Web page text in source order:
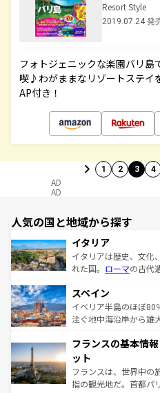
Resort Style
2019.07.24 発
フォトジェニックな楽園バリ
喫♪わがままなリゾートステイ
AP付き！
1 2 3 4
AD
AD
人気の国と地域から探す
イタリア
イタリアは歴史、文化
れた国。 ローマの古代
ろん、トスカーナの美
景など、自然景観も見
ピザやパスタなど、絶
ませてくれるイタリア
なお、新着のイタリア
しい。
スペイン
イベリア半島のほぼ80
注ぐ地中海沿岸から雄
文化が根付くこの国で
れる闘牛、そして美味
る。首都マドリードの
アートに溢れた街角か
フランスの基本情
ット
フランスは、世界中の
指の観光地だ。首都パ